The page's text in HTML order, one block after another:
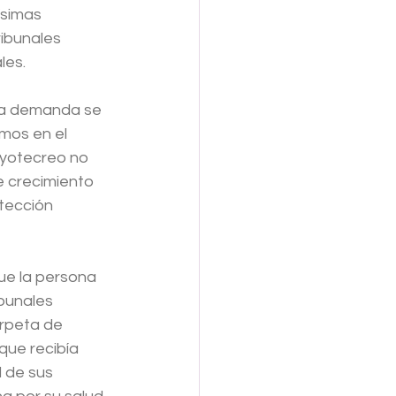
demanda se
en el
no
crecimiento
la persona
de
recibía
de sus